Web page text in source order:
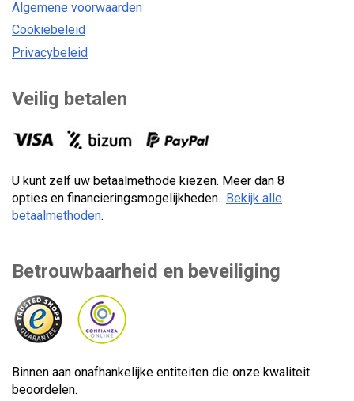
Algemene voorwaarden
Cookiebeleid
Privacybeleid
Veilig betalen
U kunt zelf uw betaalmethode kiezen. Meer dan 8
opties en financieringsmogelijkheden.. Bekijk alle
betaalmethoden.
Betrouwbaarheid en beveiliging
Binnen aan onafhankelijke entiteiten die onze kwaliteit
beoordelen.